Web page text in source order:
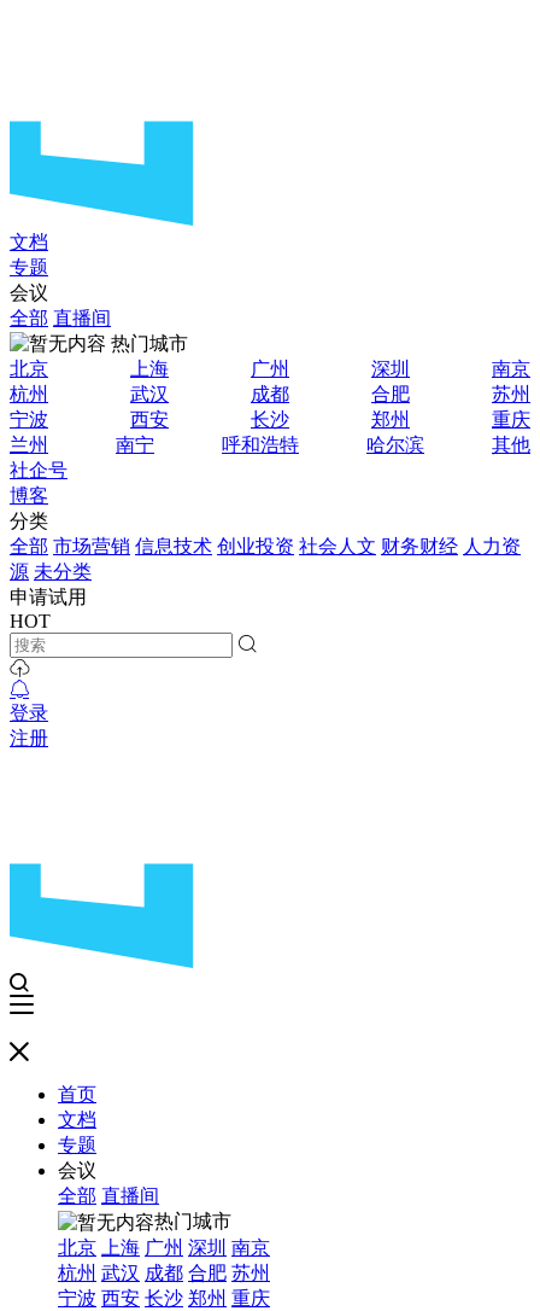
文档
专题
会议
全部 直播间
热门城市
北京
上海 广州 深圳
南京
杭州
武汉 成都 合肥
苏州
宁波
西安 长沙 郑州
重庆
兰州
南宁 呼和浩特 哈尔滨
其他
社企号
博客
分类
全部 市场营销 信息技术 创业投资 社会人文 财务财经 人力资
源 未分类
申请试用
HOT
登录
注册
首页
文档
专题
会议
全部 直播间
热门城市
北京
上海 广州 深圳 南京
杭州 武汉 成都 合肥 苏州
宁波 西安 长沙 郑州 重庆